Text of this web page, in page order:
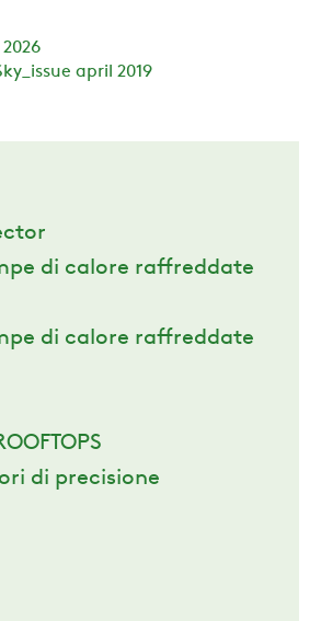
april 2019
di calore raffreddate
di calore raffreddate
di precisione